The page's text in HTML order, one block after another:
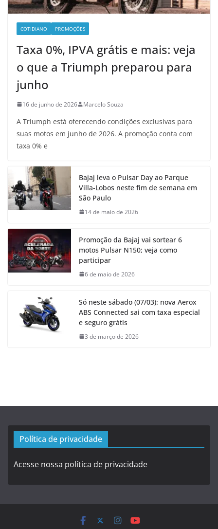
COTIDIANO PROMOÇÕES
Taxa 0%, IPVA grátis e mais: veja
o que a Triumph preparou para
junho
16 de junho de 2026 Marcelo Souza
A Triumph está oferecendo condições exclusivas para
suas motos em junho de 2026. A promoção conta com
taxa 0% e
Bajaj leva o Pulsar Day ao Parque
Villa-Lobos neste fim de semana em
São Paulo
14 de maio de 2026
Promoção da Bajaj vai sortear 6
motos Pulsar N150; veja como
participar
6 de maio de 2026
Só neste sábado (07/03): nova Aerox
ABS Connected sai com taxa especial
e seguro grátis
3 de março de 2026
Política de privacidade
Acesse nossa política de privacidade